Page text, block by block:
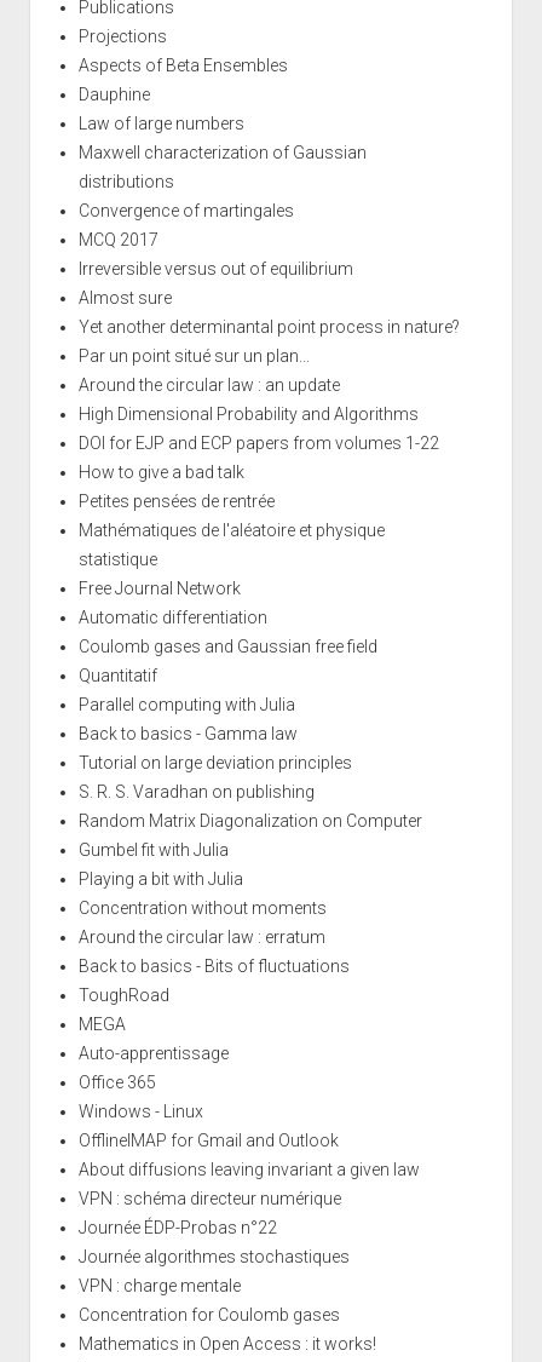
Publications
Projections
Aspects of Beta Ensembles
Dauphine
Law of large numbers
Maxwell characterization of Gaussian
distributions
Convergence of martingales
MCQ 2017
Irreversible versus out of equilibrium
Almost sure
Yet another determinantal point process in nature?
Par un point situé sur un plan...
Around the circular law : an update
High Dimensional Probability and Algorithms
DOI for EJP and ECP papers from volumes 1-22
How to give a bad talk
Petites pensées de rentrée
Mathématiques de l'aléatoire et physique
statistique
Free Journal Network
Automatic differentiation
Coulomb gases and Gaussian free field
Quantitatif
Parallel computing with Julia
Back to basics - Gamma law
Tutorial on large deviation principles
S. R. S. Varadhan on publishing
Random Matrix Diagonalization on Computer
Gumbel fit with Julia
Playing a bit with Julia
Concentration without moments
Around the circular law : erratum
Back to basics - Bits of fluctuations
ToughRoad
MEGA
Auto-apprentissage
Office 365
Windows - Linux
OfflineIMAP for Gmail and Outlook
About diffusions leaving invariant a given law
VPN : schéma directeur numérique
Journée ÉDP-Probas n°22
Journée algorithmes stochastiques
VPN : charge mentale
Concentration for Coulomb gases
Mathematics in Open Access : it works!